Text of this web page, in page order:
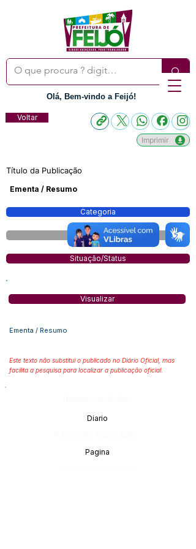
Olá, Bem-vindo a Feijó!
Voltar
Imprimir
Título da Publicação
Ementa / Resumo
Categoria
modalidade
Situação/Status
Visualizar
Ementa / Resumo
Este texto não substitui o publicado no Diário Oficial, mas
facilita a pesquisa para localizar a publicação oficial.
Diario
Pagina